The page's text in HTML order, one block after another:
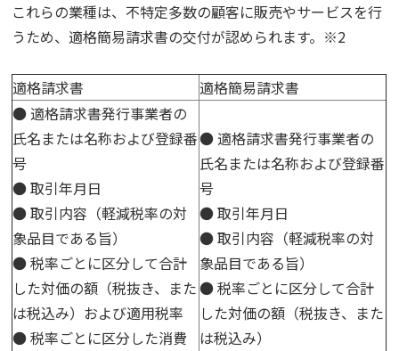
これらの業種は、不特定多数の顧客に販売やサービスを行
うため、適格簡易請求書の交付が認められます。※2
適格請求書
適格簡易請求書
● 適格請求書発行事業者の
氏名または名称および登録番
号
● 取引年月日
● 取引内容（軽減税率の対
象品目である旨）
● 税率ごとに区分して合計
した対価の額（税抜き、また
は税込み）および適用税率
● 税率ごとに区分した消費
● 適格請求書発行事業者の
氏名または名称および登録番
号
● 取引年月日
● 取引内容（軽減税率の対
象品目である旨）
● 税率ごとに区分して合計
した対価の額（税抜き、また
は税込み）